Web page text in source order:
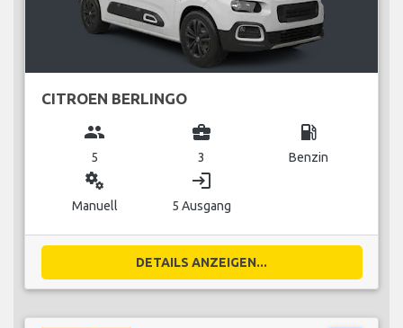
CITROEN BERLINGO
group
5
business_center
3
local_gas_station
Benzin
miscellaneous_services
Manuell
login
5 Ausgang
DETAILS ANZEIGEN...